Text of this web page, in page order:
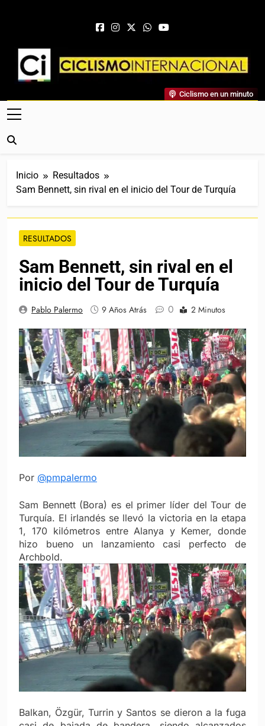
Ciclismo Internacional
Web Dedicada Al Ciclismo Mundial. Entrevistas, Análisis,
Crónicas, Previas Y Más. La Web Ciclista De Referencia.
Ciclismo en un minuto
Inicio
Resultados
Sam Bennett, sin rival en el inicio del Tour de Turquía
RESULTADOS
Sam Bennett, sin rival en el
inicio del Tour de Turquía
Pablo Palermo 9 Años Atrás 0 2 Minutos
Por @pmpalermo
Sam Bennett (Bora) es el primer líder del Tour de
Turquía. El irlandés se llevó la victoria en la etapa
1, 170 kilómetros entre Alanya y Kemer, donde
hizo bueno un lanzamiento casi perfecto de
Archbold.
Balkan, Özgür, Turrin y Santos se dieron a la fuga